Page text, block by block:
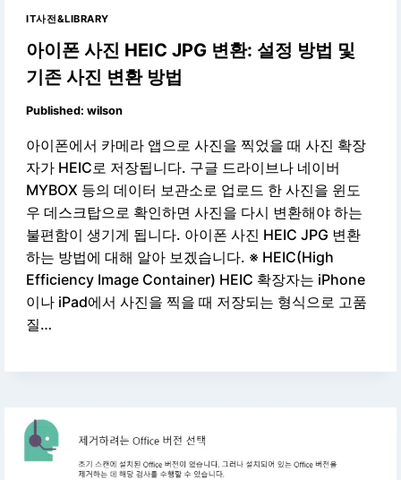
IT사전&LIBRARY
아이폰 사진 HEIC JPG 변환: 설정 방법 및
기존 사진 변환 방법
Published: wilson
아이폰에서 카메라 앱으로 사진을 찍었을 때 사진 확장
자가 HEIC로 저장됩니다. 구글 드라이브나 네이버
MYBOX 등의 데이터 보관소로 업로드 한 사진을 윈도
우 데스크탑으로 확인하면 사진을 다시 변환해야 하는
불편함이 생기게 됩니다. 아이폰 사진 HEIC JPG 변환
하는 방법에 대해 알아 보겠습니다. ※ HEIC(High
Efficiency Image Container) HEIC 확장자는 iPhone
이나 iPad에서 사진을 찍을 때 저장되는 형식으로 고품
질…